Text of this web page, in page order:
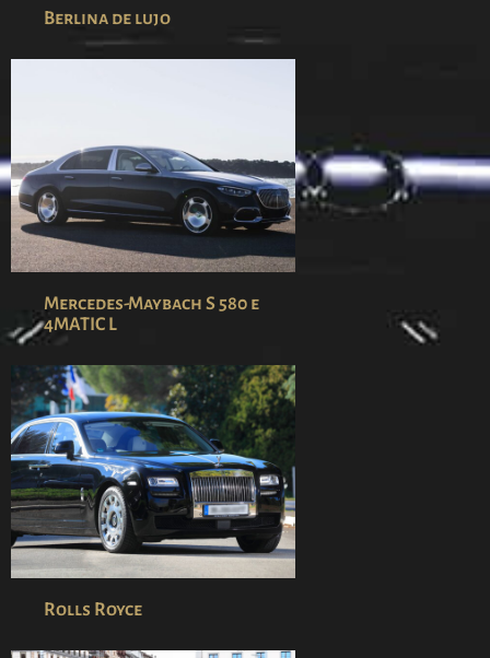
Berlina de lujo
Mercedes-Maybach S 580 e
4MATIC L
Rolls Royce